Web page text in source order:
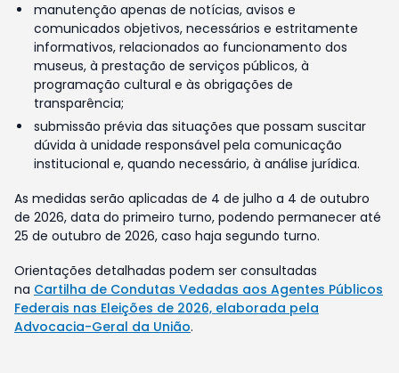
manutenção apenas de notícias, avisos e
comunicados objetivos, necessários e estritamente
informativos, relacionados ao funcionamento dos
museus, à prestação de serviços públicos, à
programação cultural e às obrigações de
transparência;
submissão prévia das situações que possam suscitar
dúvida à unidade responsável pela comunicação
institucional e, quando necessário, à análise jurídica.
As medidas serão aplicadas de 4 de julho a 4 de outubro
de 2026, data do primeiro turno, podendo permanecer até
25 de outubro de 2026, caso haja segundo turno.
Orientações detalhadas podem ser consultadas
na Cartilha de Condutas Vedadas aos Agentes Públicos
Federais nas Eleições de 2026, elaborada pela
Advocacia-Geral da União.